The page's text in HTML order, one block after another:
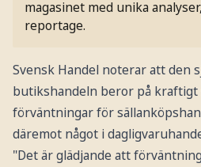
magasinet med unika
reportage.
Svensk Handel noterar att den
butikshandeln beror på kraftigt
förväntningar för
däremot något i
"Det är glädjande att